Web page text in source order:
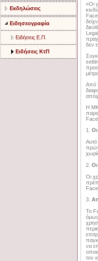
Εκδηλώσεις
Ειδησεογραφία
Ειδήσεις Ε.Π.
Ειδήσεις ΚτΠ
«Οι
δεν
Από
Η
1.
Αυτό
2.
Οι
3.
Το
όμως
να
τον